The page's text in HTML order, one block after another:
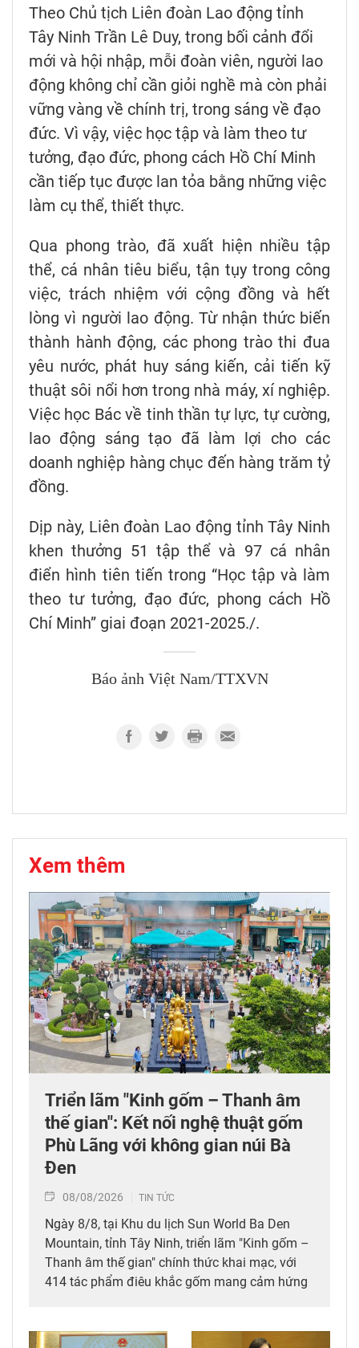
Theo Chủ tịch Liên đoàn Lao động tỉnh
Tây Ninh Trần Lê Duy, trong bối cảnh đổi
mới và hội nhập, mỗi đoàn viên, người lao
động không chỉ cần giỏi nghề mà còn phải
vững vàng về chính trị, trong sáng về đạo
đức. Vì vậy, việc học tập và làm theo tư
tưởng, đạo đức, phong cách Hồ Chí Minh
cần tiếp tục được lan tỏa bằng những việc
làm cụ thể, thiết thực.
Qua phong trào, đã xuất hiện nhiều tập
thể, cá nhân tiêu biểu, tận tụy trong công
việc, trách nhiệm với cộng đồng và hết
lòng vì người lao động. Từ nhận thức biến
thành hành động, các phong trào thi đua
yêu nước, phát huy sáng kiến, cải tiến kỹ
thuật sôi nổi hơn trong nhà máy, xí nghiệp.
Việc học Bác về tinh thần tự lực, tự cường,
lao động sáng tạo đã làm lợi cho các
doanh nghiệp hàng chục đến hàng trăm tỷ
đồng.
Dịp này, Liên đoàn Lao động tỉnh Tây Ninh
khen thưởng 51 tập thể và 97 cá nhân
điển hình tiên tiến trong “Học tập và làm
theo tư tưởng, đạo đức, phong cách Hồ
Chí Minh” giai đoạn 2021-2025./.
Báo ảnh Việt Nam/TTXVN
Xem thêm
Triển lãm "Kinh gốm – Thanh âm
thế gian": Kết nối nghệ thuật gốm
Phù Lãng với không gian núi Bà
Đen
08/08/2026 TIN TỨC
Ngày 8/8, tại Khu du lịch Sun World Ba Den
Mountain, tỉnh Tây Ninh, triển lãm "Kinh gốm –
Thanh âm thế gian" chính thức khai mạc, với
414 tác phẩm điêu khắc gốm mang cảm hứng
Ninh, các nghệ nhân làng nghề Phù Lãng (tỉnh